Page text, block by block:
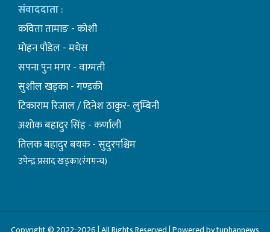
संवाददाता:
कविता तामाङ - कोशी
माेहन पाैडेल - मधेस
सपना पुन मगर - वाग्मती
सुशील खड्का - गण्डकी
टिकाराम रिजाल / दिनेश ठाकुर- लुम्बिनी
अशाेक बहादुर सिंह - कर्णाली
तिलक बहादुर बयक - सुदुरपश्चिम
उपेन्द्र प्रसाद खड्का(रंगमन्च)